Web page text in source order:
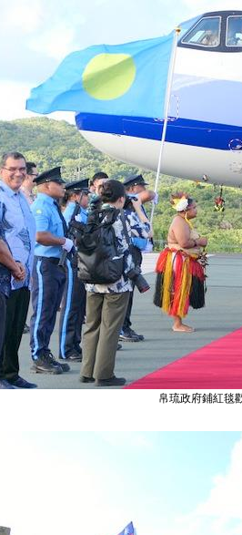
帛琉政府鋪紅毯